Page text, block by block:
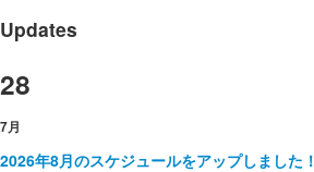
Updates
28
7月
2026年8月のスケジュールをアップしました！